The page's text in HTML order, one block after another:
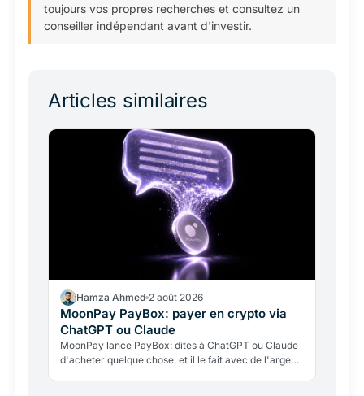
toujours vos propres recherches et consultez un
conseiller indépendant avant d'investir.
Articles similaires
Hamza Ahmed 2 août 2026
MoonPay PayBox: payer en crypto via
ChatGPT ou Claude
MoonPay lance PayBox: dites à ChatGPT ou Claude
d'acheter quelque chose, et il le fait avec de l'argent